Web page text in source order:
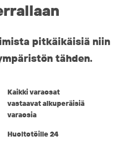
pitkäikäisiä niin
tähden.
Kaikki varaosat
vastaavat alkuperäisiä
varaosia
Huoltotöille 24